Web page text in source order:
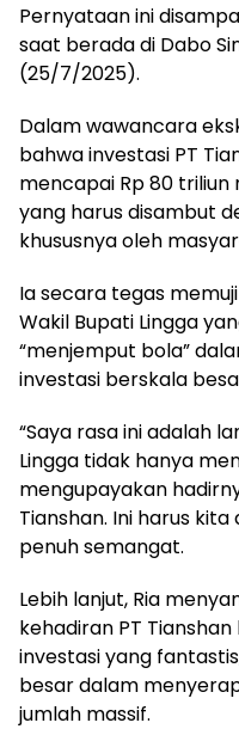
Pernyataan ini
saat berada di Dabo
(25/7/2025).
Dalam wawancara
bahwa investasi PT
mencapai Rp 80
yang harus disambut
khususnya oleh
Ia secara tegas
Wakil Bupati Lingga
“menjemput bola”
investasi berskala
“Saya rasa ini adalah
Lingga tidak hanya
mengupayakan
Tianshan. Ini harus kita
penuh semangat.
Lebih lanjut, Ria
kehadiran PT
investasi yang
besar dalam
jumlah massif.